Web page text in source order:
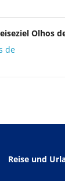
Olhos
de
Reise und